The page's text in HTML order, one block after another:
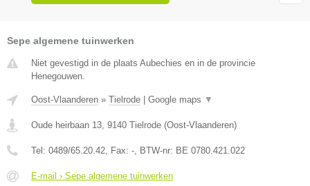
Sepe algemene tuinwerken
Niet gevestigd in de plaats Aubechies en in de provincie
Henegouwen.
Oost-Vlaanderen » Tielrode Google maps ▼
Oude heirbaan 13 9140 Tielrode (Oost-Vlaanderen)
Tel: 0489/65.20.42 , Fax: - , BTW-nr: BE 0780.421.022
E-mail › Sepe algemene tuinwerken